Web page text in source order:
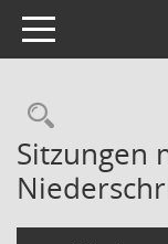
Toggle navigation
Sitzungen